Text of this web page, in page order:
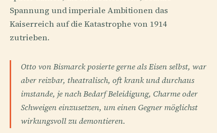
Spannung und imperiale Ambitionen das
Kaiserreich auf die Katastrophe von 1914
zutrieben.
Otto von Bismarck posierte gerne als Eisen selbst, war
aber reizbar, theatralisch, oft krank und durchaus
imstande, je nach Bedarf Beleidigung, Charme oder
Schweigen einzusetzen, um einen Gegner möglichst
wirkungsvoll zu demontieren.